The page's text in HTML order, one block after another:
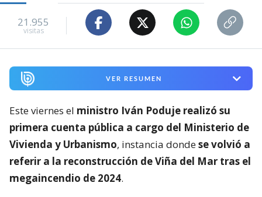
21.955
visitas
VER RESUMEN
Este viernes el ministro Iván Poduje realizó su
primera cuenta pública a cargo del Ministerio de
Vivienda y Urbanismo, instancia dondese volvió a
referir a la reconstrucción de Viña del Mar tras el
megaincendio de 2024.